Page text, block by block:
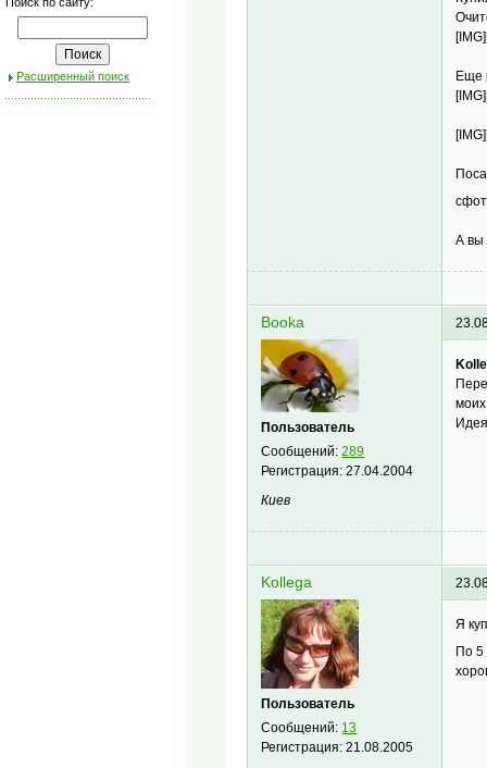
Расширенный поиск
[IMG]
Еще
[IMG]
[IMG]
А вы
Booka
Пользователь
Сообщений:289
Регистрация:27.04.2004
Киев
Kollega
Пользователь
Сообщений: 13
Регистрация:21.08.2005
Я
По 5